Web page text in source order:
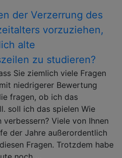
der Verzerrung des
vorzuziehen,
alte
zu studieren?
Sie ziemlich viele Fragen
niedrigerer Bewertung
fragen, ob ich das
soll ich das spielen Wie
verbessern? Viele von Ihnen
der Jahre außerordentlich
Fragen. Trotzdem habe